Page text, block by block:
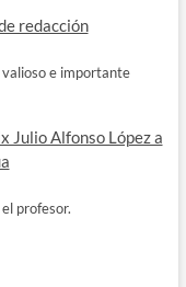
redacción
e importante
Julio Alfonso López a
profesor.